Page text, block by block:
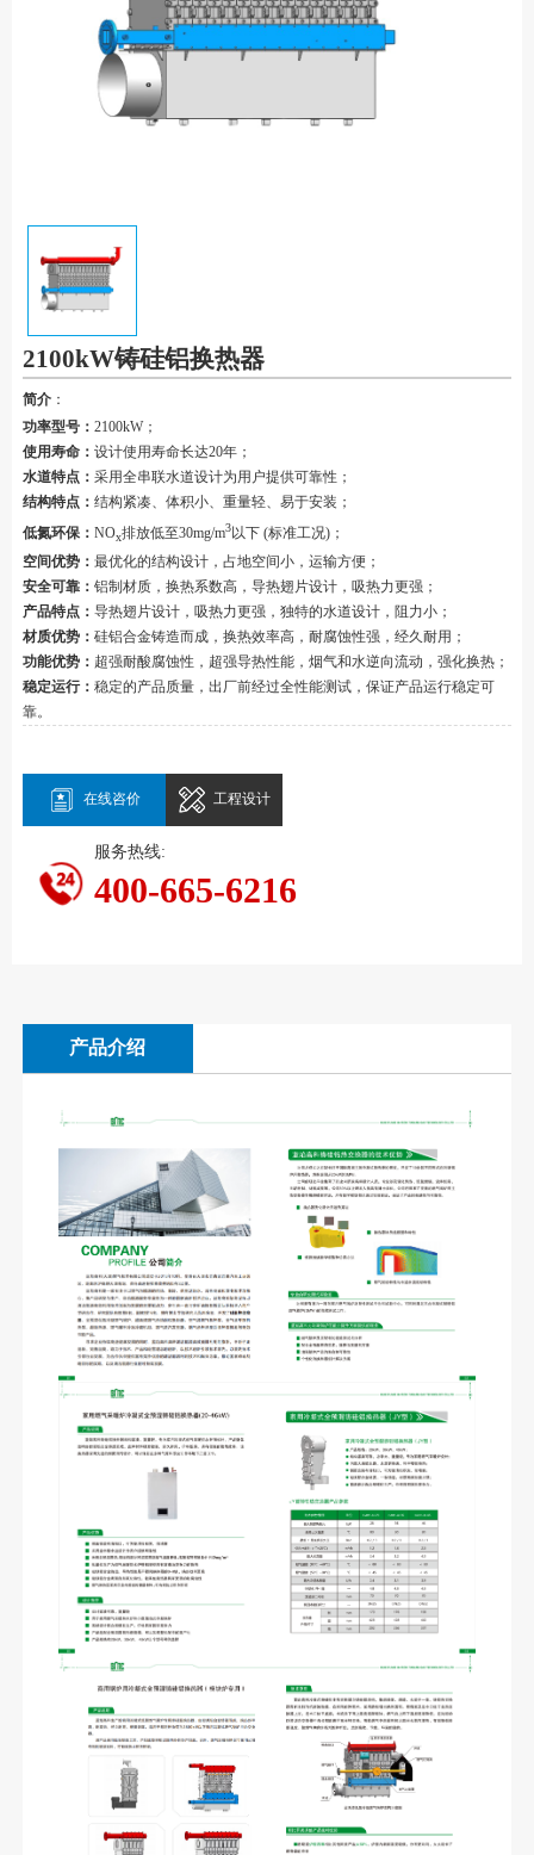
2100kW铸硅铝换热器
简介：
功率型号： 2100kW；
使用寿命： 设计使用寿命长达20年；
水道特点： 采用全串联水道设计为用户提供可靠性；
结构特点： 结构紧凑、体积小、重量轻、易于安装；
低氮环保： NOx排放低至30mg/m3以下 (标准工况)；
空间优势： 最优化的结构设计，占地空间小，运输方便；
安全可靠： 铝制材质，换热系数高，导热翅片设计，吸热力更强；
产品特点： 导热翅片设计，吸热力更强，独特的水道设计，阻力小；
材质优势： 硅铝合金铸造而成，换热效率高，耐腐蚀性强，经久耐用；
功能优势： 超强耐酸腐蚀性，超强导热性能，烟气和水逆向流动，强化换热；
稳定运行： 稳定的产品质量，出厂前经过全性能测试，保证产品运行稳定可
靠。
在线咨价 工程设计
服务热线:
400-665-6216
产品介绍